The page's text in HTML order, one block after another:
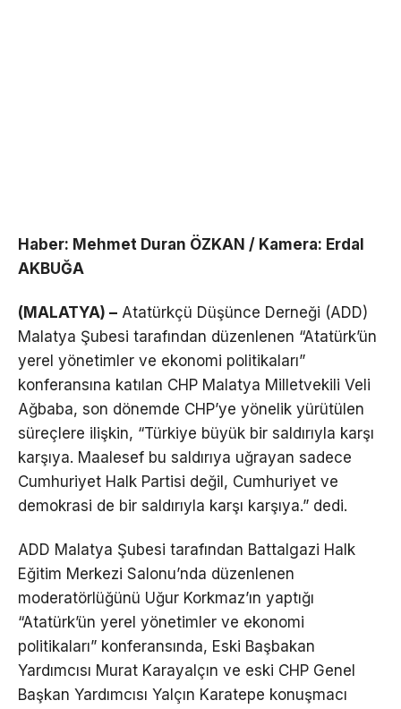
Haber: Mehmet Duran ÖZKAN / Kamera: Erdal
AKBUĞA
(MALATYA) – Atatürkçü Düşünce Derneği (ADD)
Malatya Şubesi tarafından düzenlenen “Atatürk’ün
yerel yönetimler ve ekonomi politikaları”
konferansına katılan CHP Malatya Milletvekili Veli
Ağbaba, son dönemde CHP’ye yönelik yürütülen
süreçlere ilişkin, “Türkiye büyük bir saldırıyla karşı
karşıya. Maalesef bu saldırıya uğrayan sadece
Cumhuriyet Halk Partisi değil, Cumhuriyet ve
demokrasi de bir saldırıyla karşı karşıya.” dedi.
ADD Malatya Şubesi tarafından Battalgazi Halk
Eğitim Merkezi Salonu’nda düzenlenen
moderatörlüğünü Uğur Korkmaz’ın yaptığı
“Atatürk’ün yerel yönetimler ve ekonomi
politikaları” konferansında, Eski Başbakan
Yardımcısı Murat Karayalçın ve eski CHP Genel
Başkan Yardımcısı Yalçın Karatepe konuşmacı